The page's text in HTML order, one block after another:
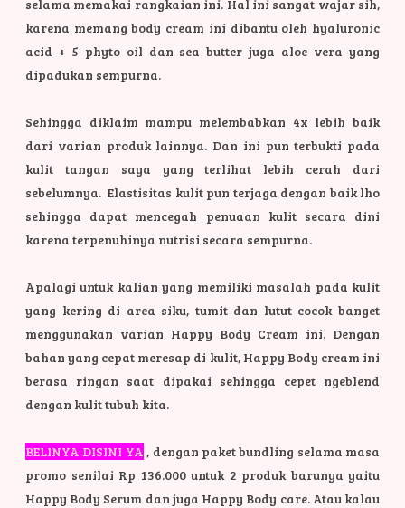
selama memakai rangkaian ini. Hal ini sangat wajar sih,
karena memang body cream ini dibantu oleh hyaluronic
acid + 5 phyto oil dan sea butter juga aloe vera yang
dipadukan sempurna.
Sehingga diklaim mampu melembabkan 4x lebih baik
dari varian produk lainnya. Dan ini pun terbukti pada
kulit tangan saya yang terlihat lebih cerah dari
sebelumnya. Elastisitas kulit pun terjaga dengan baik lho
sehingga dapat mencegah penuaan kulit secara dini
karena terpenuhinya nutrisi secara sempurna.
Apalagi untuk kalian yang memiliki masalah pada kulit
yang kering di area siku, tumit dan lutut cocok banget
menggunakan varian Happy Body Cream ini. Dengan
bahan yang cepat meresap di kulit, Happy Body cream ini
berasa ringan saat dipakai sehingga cepet ngeblend
dengan kulit tubuh kita.
BELINYA DISINI YA , dengan paket bundling selama masa
promo senilai Rp 136.000 untuk 2 produk barunya yaitu
Happy Body Serum dan juga Happy Body care. Atau kalau